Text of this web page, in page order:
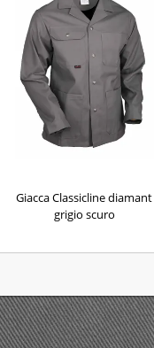
Giacca Classicline diamant
grigio scuro